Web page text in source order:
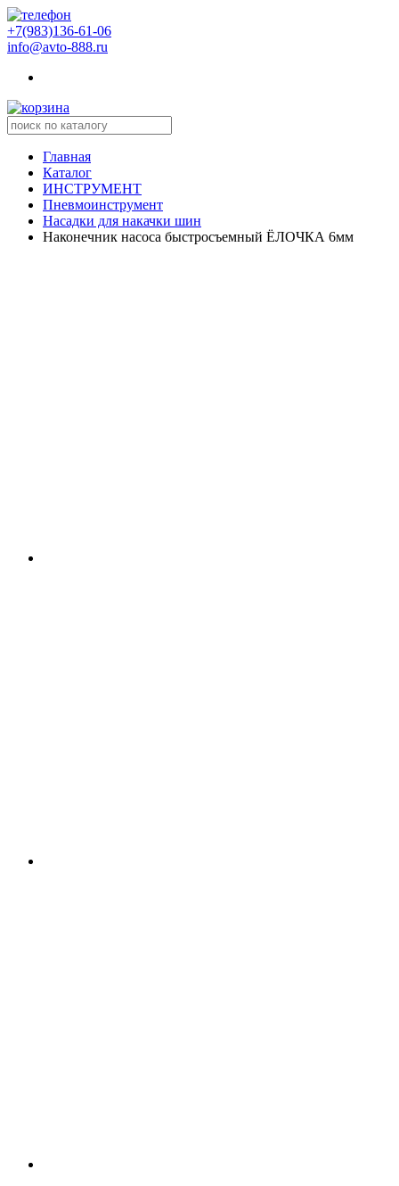
+7(983)136-61-06
info@avto-888.ru
Главная
Каталог
ИНСТРУМЕНТ
Пневмоинструмент
Насадки для накачки шин
Наконечник насоса быстросъемный ЁЛОЧКА 6мм